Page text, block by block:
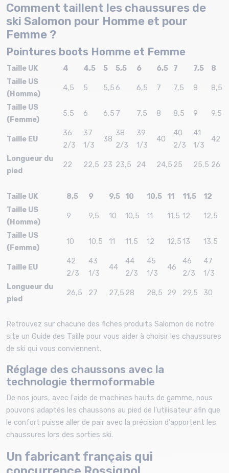
Comment taillent les chaussures de
ski Salomon pour Homme et pour
Femme ?
Pointures boots Homme et Femme
Taille UK 4 4,5 5 5,5 6 6,5 7 7,5
8
Taille US
(Homme)
4,5 5 5,5 6 6,5 7 7,5 8 8,5
Taille US
(Femme)
5,5 6 6,5 7 7,5 8 8,5 9 9,5
Taille EU
36
2/3
37
1/3
38
38
2/3
39
1/3
40
40
2/3
41
1/3
42
Longueur du
pied
22 22,5 23 23,5 24 24,5 25 25,5 26
Taille UK 8,5 9 9,5 10 10,5 11 11,5
12
Taille US
(Homme)
9 9,5 10 10,5 11 11,5 12 12,5
Taille US
(Femme)
10 10,5 11 11,5 12 12,5 13 13,5
Taille EU
42
2/3
43
1/3
44
44
2/3
45
1/3
46
46
2/3
47
1/3
Longueur du
pied
26,5 27 27,5 28 28,5 29 29,5 30
Retrouvez sur chacune des fiches produits Salomon de notre
site un Guide des Taille pour vous aider à choisir les chaussures
de ski qui vous conviennent.
Réglage des chaussons avec la
technologie thermoformable
De nos jours, avec l'aide de machines hauts de gamme, nous
pouvons adaptés les chaussons au pied de l'utilisateur afin que
le confort puisse aller de pair avec la précision d'apportent les
chaussures lors des sorties ski.
Un fabricant français qui